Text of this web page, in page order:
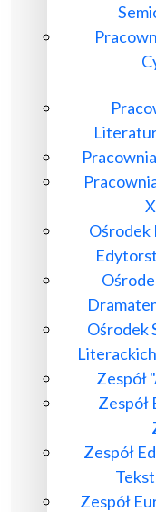
Ośrodek
Ośrodek
Zespół
Zespół
Zespół
Zespół